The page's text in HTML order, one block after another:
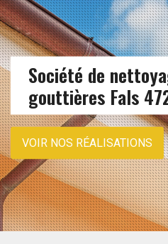
Société de
gouttières Fals
VOIR NOS RÉALISATIONS